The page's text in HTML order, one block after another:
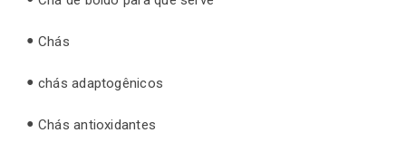
Chás
chás adaptogênicos
Chás antioxidantes